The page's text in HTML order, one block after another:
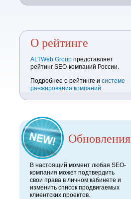
О рейтинге
ALTWeb Group представляет
рейтинг SEO-компаний России.
Подробнее о рейтинге и системе
ранжирования компаний.
Обновления
В настоящий момент любая SEO-
компания может подтвердить
свои права в личном кабинете и
изменить список продвигаемых
клиентских проектов.